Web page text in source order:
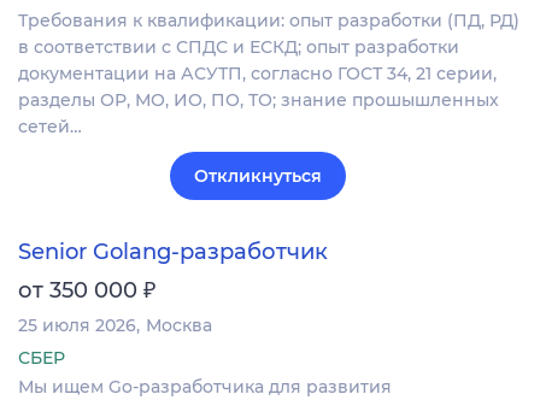
Требования к квалификации: опыт разработки (ПД, РД)
в соответствии с СПДС и ЕСКД; опыт разработки
документации на АСУТП, согласно ГОСТ 34, 21 серии,
разделы ОР, МО, ИО, ПО, ТО; знание прошышленных
сетей…
Откликнуться
Senior Golang-разработчик
от 350 000 ₽
25 июля 2026 Москва
СБЕР
Мы ищем Go-разработчика для развития